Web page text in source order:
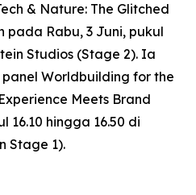
& Nature: The Glitched
pada Rabu, 3 Juni, pukul
Studios (Stage 2). Ia
Worldbuilding for the
Meets Brand
16.10 hingga 16.50 di
Stage 1).